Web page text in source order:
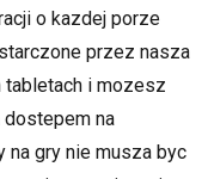
o kazdej porze
przez nasza
tabletach i mozesz
na
na gry nie musza byc